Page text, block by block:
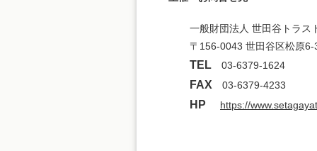
一般財団法人 世田谷トラス
〒156-0043 世田谷区松原6-
TEL 03-6379-1624
FAX 03-6379-4233
HP https://